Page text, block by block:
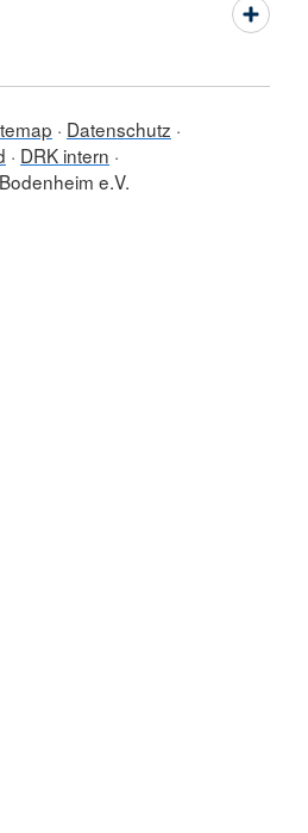
Datenschutz
DRK intern
e.V.